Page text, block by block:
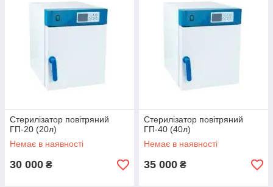
Стерилізатор повітряний
ГП-20 (20л)
Немає в наявності
30 000 ₴
Стерилізатор повітряний
ГП-40 (40л)
Немає в наявності
35 000 ₴